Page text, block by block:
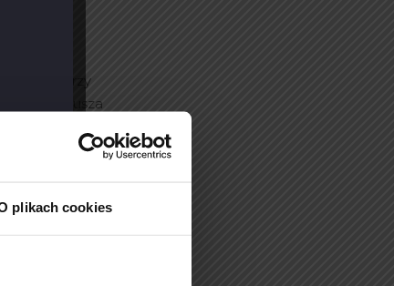
plikach cookies
przy
— Heweliusza
Heweliusz,
zapisały się